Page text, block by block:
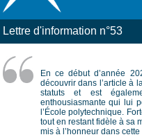
Lettre d'information n°53
En ce début d’année
découvrir dans l’article à
statuts et est
enthousiasmante qui lui
l’École polytechnique.
tout en restant fidèle à sa
mis à l’honneur dans